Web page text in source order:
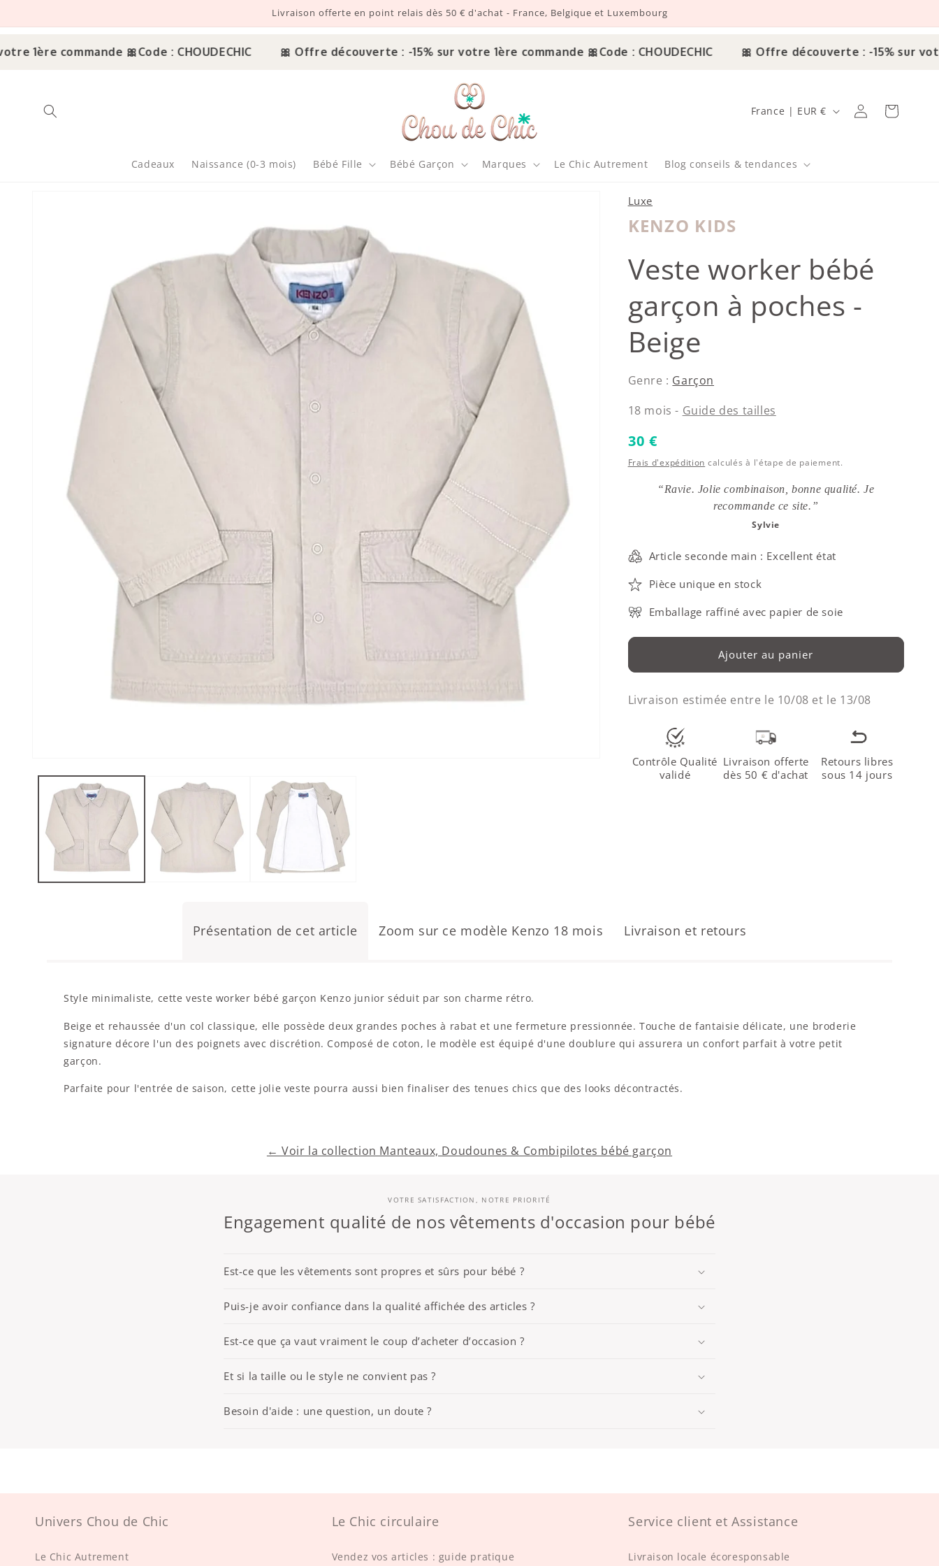
Livraison offerte en point relais dès 50 € d'achat - France, Belgique et Luxembourg
commande 🎀Code : CHOUDECHIC 🎀 Offre découverte : -15% sur votre 1ère commande 🎀Code : CHOUDECHIC 🎀 Offre découverte : -15% sur votre
Cadeaux Naissance (0-3 mois) Bébé Fille Bébé Garçon Marques Le Chic Autrement Blog conseils & tendances
Pays/région France | EUR € ConnexionPanier
Luxe
KENZO KIDS
Kenzo
Veste worker bébé
garçon à poches -
Beige
Genre : Garçon
18 mois - Guide des tailles
Prix habituel
30 €
Frais d'expédition calculés à l'étape de paiement.
“Ravie. Jolie combinaison, bonne qualité. Je
recommande ce site.”
Sylvie
Article seconde main : Excellent état
Pièce unique en stock
Emballage raffiné avec papier de soie
Ajouter au panier
Livraison estimée entre le 10/08 et le 13/08
Contrôle Qualité
validé
Livraison offerte
dès 50 € d'achat
Retours libres
sous 14 jours
Présentation de cet article Zoom sur ce modèle Kenzo 18 mois Livraison et retours
Style minimaliste, cette veste worker bébé garçon Kenzo junior séduit par son charme rétro.
Beige et rehaussée d'un col classique, elle possède deux grandes poches à rabat et une fermeture pressionnée. Touche de fantaisie délicate, une broderie
signature décore l'un des poignets avec discrétion. Composé de coton, le modèle est équipé d'une doublure qui assurera un confort parfait à votre petit
garçon.
Parfaite pour l'entrée de saison, cette jolie veste pourra aussi bien finaliser des tenues chics que des looks décontractés.
← Voir la collection Manteaux, Doudounes & Combipilotes bébé garçon
VOTRE SATISFACTION, NOTRE PRIORITÉ
Engagement qualité de nos vêtements d'occasion pour bébé
Est-ce que les vêtements sont propres et sûrs pour bébé ?
Puis-je avoir confiance dans la qualité affichée des articles ?
Est-ce que ça vaut vraiment le coup d’acheter d’occasion ?
Et si la taille ou le style ne convient pas ?
Besoin d'aide : une question, un doute ?
Univers Chou de Chic
Le Chic Autrement
Le Chic circulaire
Vendez vos articles : guide pratique
Service client et Assistance
Livraison locale écoresponsable